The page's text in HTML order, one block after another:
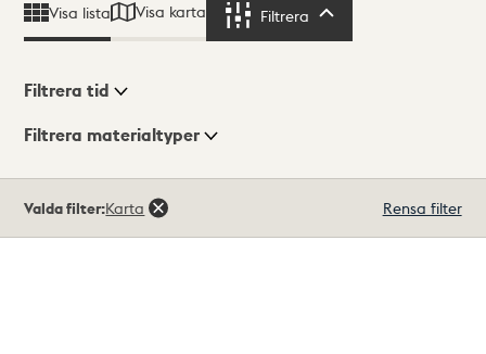
Visa lista Visa karta Filtrera
Visningsläge
Filtrera tid
Filtrera materialtyper
träffar
Valda filter:Karta Rensa filter